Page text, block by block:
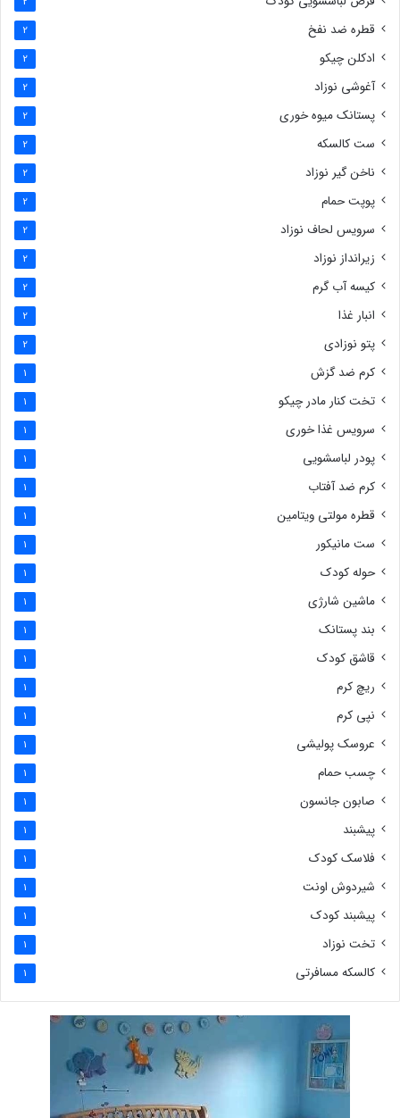
قطره ضد نفخ 2
ادکلن چیکو 2
آغوشی نوزاد 2
پستانک میوه خوری 2
ست کالسکه 2
ناخن گیر نوزاد 2
پوپت حمام 2
سرویس لحاف نوزاد 2
زیرانداز نوزاد 2
کیسه آب گرم 2
انبار غذا 2
پتو نوزادی 2
کرم ضد گزش 1
تخت کنار مادر چیکو 1
سرویس غذا خوری 1
پودر لباسشویی 1
کرم ضد آفتاب 1
قطره مولتی ویتامین 1
ست مانیکور 1
حوله کودک 1
ماشین شارژی 1
بند پستانک 1
قاشق کودک 1
ریچ کرم 1
نپی کرم 1
عروسک پولیشی 1
چسب حمام 1
صابون جانسون 1
پیشبند 1
فلاسک کودک 1
شیردوش اونت 1
پیشبند کودک 1
تخت نوزاد 1
کالسکه مسافرتی 1